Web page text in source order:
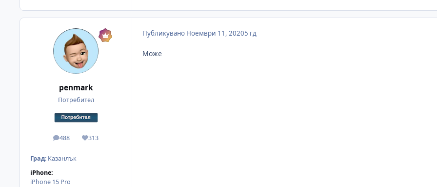
penmark
Потребител
488
мнения 313
Reputation
Град: Казанлък
iPhone:
iPhone 15 Pro
Публикувано Ноември 11, 20205 гд
Може